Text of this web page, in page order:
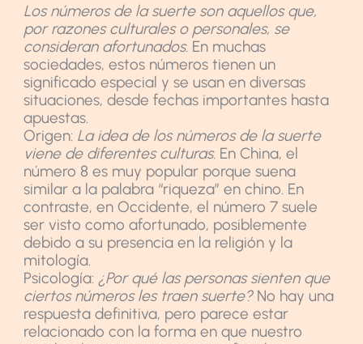
Los números de la suerte son aquellos que,
por razones culturales o personales, se
consideran afortunados. En muchas
sociedades, estos números tienen un
significado especial y se usan en diversas
situaciones, desde fechas importantes hasta
apuestas.
Origen: La idea de los números de la suerte
viene de diferentes culturas. En China, el
número 8 es muy popular porque suena
similar a la palabra “riqueza” en chino. En
contraste, en Occidente, el número 7 suele
ser visto como afortunado, posiblemente
debido a su presencia en la religión y la
mitología.
Psicología: ¿Por qué las personas sienten que
ciertos números les traen suerte?No hay una
respuesta definitiva, pero parece estar
relacionado con la forma en que nuestro